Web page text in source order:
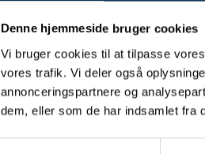
Denne hjemmeside bruger cookies
Vi bruger cookies til at tilpasse
vores trafik. Vi deler også
annonceringspartnere og
dem, eller som de har indsamlet fra